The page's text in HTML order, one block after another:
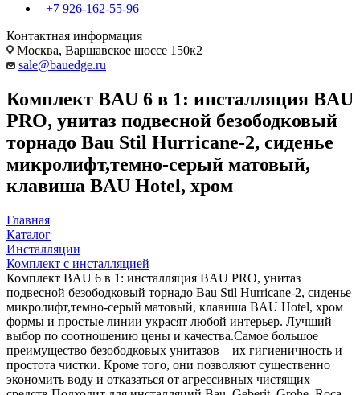
+7 926-162-55-96
Контактная информация
Москва, Варшавское шоссе 150к2
sale@bauedge.ru
Комплект BAU 6 в 1: инсталляция BAU
PRO, унитаз подвесной безободковый
торнадо Bau Stil Hurricane-2, сиденье
микролифт,темно-серый матовый,
клавиша BAU Hotel, хром
Главная
Каталог
Инсталляции
Комплект с инсталляцией
Комплект BAU 6 в 1: инсталляция BAU PRO, унитаз
подвесной безободковый торнадо Bau Stil Hurricane-2, сиденье
микролифт,темно-серый матовый, клавиша BAU Hotel, хром
формы и простые линии украсят любой интерьер. Лучший
выбор по соотношению цены и качества.Самое большое
преимущество безободковых унитазов – их гигиеничность и
простота чистки. Кроме того, они позволяют существенно
экономить воду и отказаться от агрессивных чистящих